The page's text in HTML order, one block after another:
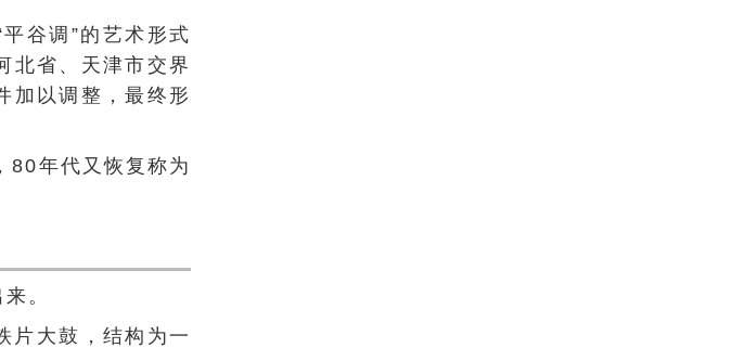
平谷调 ”的艺术形式
北省、天津市交界
加以调整，最终形
80年代又恢复称为
。
片大鼓，结构为一